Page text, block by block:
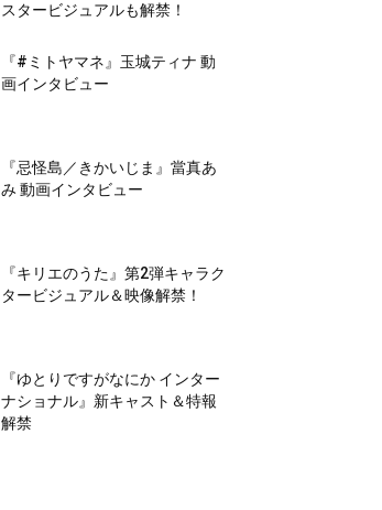
スタービジュアルも解禁！
『#ミトヤマネ』玉城ティナ 動
画インタビュー
『忌怪島／きかいじま』當真あ
み 動画インタビュー
『キリエのうた』第2弾キャラク
タービジュアル＆映像解禁！
『ゆとりですがなにか インター
ナショナル』新キャスト＆特報
解禁